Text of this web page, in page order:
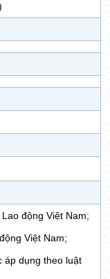
động Việt Nam;
Việt Nam;
áp dụng theo luật